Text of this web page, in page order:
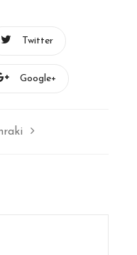
Twitter
Google+